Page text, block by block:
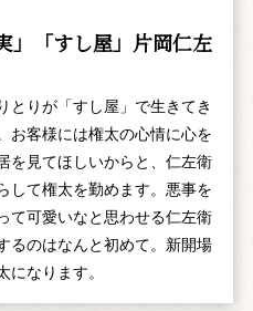
」「すし屋」片岡仁左
とりが「すし屋」で生きてき
客様には権太の心情に心を
を見てほしいからと、仁左衛
して権太を勤めます。悪事を
て可愛いなと思わせる仁左衛
るのはなんと初めて。新開場
になります。